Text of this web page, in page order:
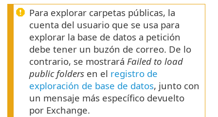
Para explorar carpetas públicas, la
cuenta del usuario que se usa para
explorar la base de datos a petición
debe tener un buzón de correo. De lo
contrario, se mostrará Failed to load
public folders en el registro de
exploración de base de datos, junto con
un mensaje más específico devuelto
por Exchange.